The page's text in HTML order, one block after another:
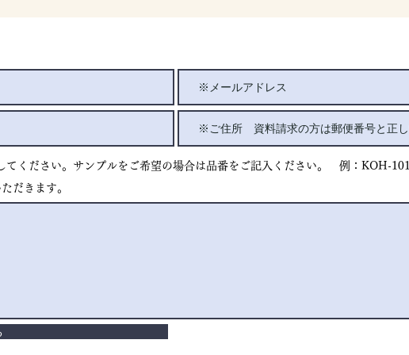
てください。​サンプルをご希望の場合は品番をご記入ください。 例：KOH-101
だきます。